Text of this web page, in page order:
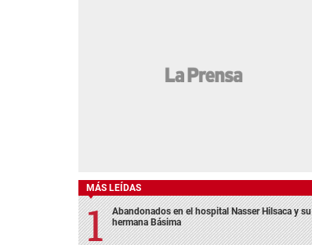
MÁS LEÍDAS
Abandonados en el hospital Nasser Hilsaca y su
hermana Básima